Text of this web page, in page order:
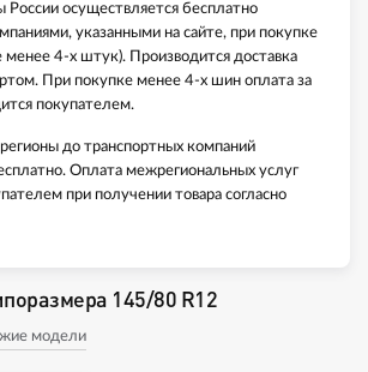
России осуществляется бесплатно
указанными на сайте, при покупке
4-х штук). Производится доставка
При покупке менее 4-х шин оплата за
покупателем.
до транспортных компаний
Оплата межрегиональных услуг
при получении товара согласно
145/80 R12
модели